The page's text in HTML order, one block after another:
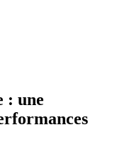
: une